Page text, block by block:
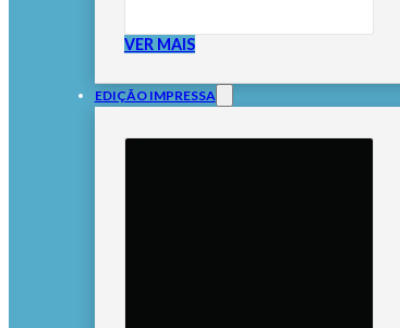
VER MAIS
EDIÇÃO IMPRESSA